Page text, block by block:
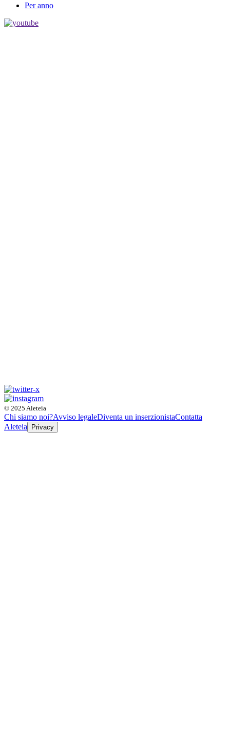
Per anno
© 2025 Aleteia
Chi siamo noi?Avviso legaleDiventa un inserzionistaContatta
Aleteia
Privacy